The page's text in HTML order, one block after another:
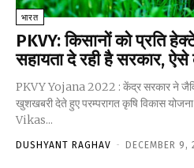
भारत
PKVY: किसानों को प्रति
सहायता दे रही है सरकार,
PKVY Yojana 2022 : केंद्र सरकार ने
खुशखबरी देते हुए परम्परागत कृषि विकास
Vikas...
DUSHYANT RAGHAV - DECEMBER 9,